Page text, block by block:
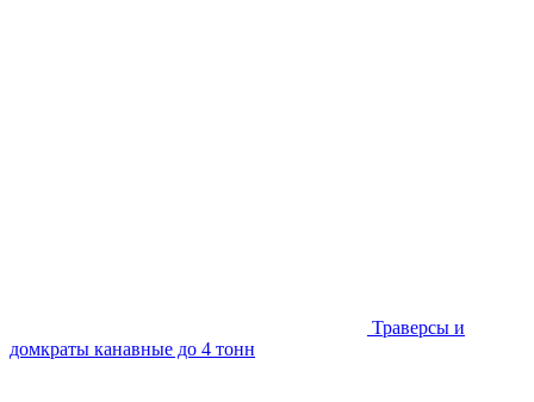
Траверсы и
домкраты канавные до 4 тонн